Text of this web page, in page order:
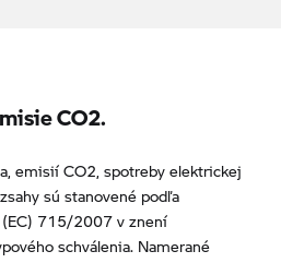
CO2.
emisií CO2, spotreby elektrickej
sú stanovené podľa
715/2007 v znení
schválenia. Namerané